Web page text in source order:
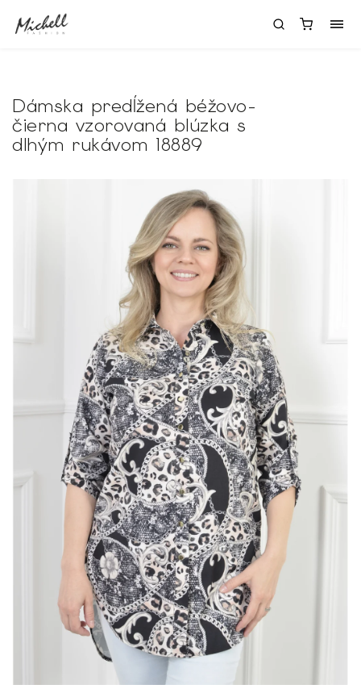
Dámska predĺžená béžovo-
čierna vzorovaná blúzka s
dlhým rukávom 18889